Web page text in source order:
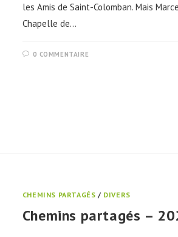
les Amis de Saint-Colomban. Mais
Chapelle de…
0 COMMENTAIRE
CHEMINS PARTAGÉS / DIVERS
Chemins partagés –